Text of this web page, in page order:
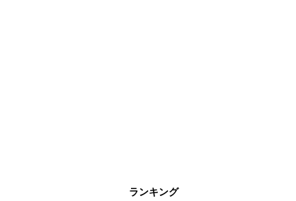
ランキング